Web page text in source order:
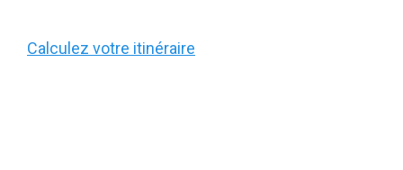
Calculez votre itinéraire